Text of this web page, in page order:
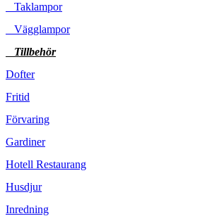
Taklampor
Vägglampor
Tillbehör
Dofter
Fritid
Förvaring
Gardiner
Hotell Restaurang
Husdjur
Inredning